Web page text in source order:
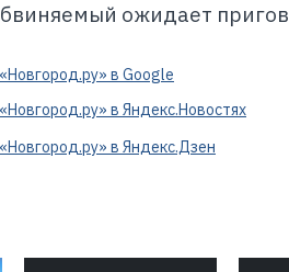
ожидает
в Google
в Яндекс.Новостях
в Яндекс.Дзен